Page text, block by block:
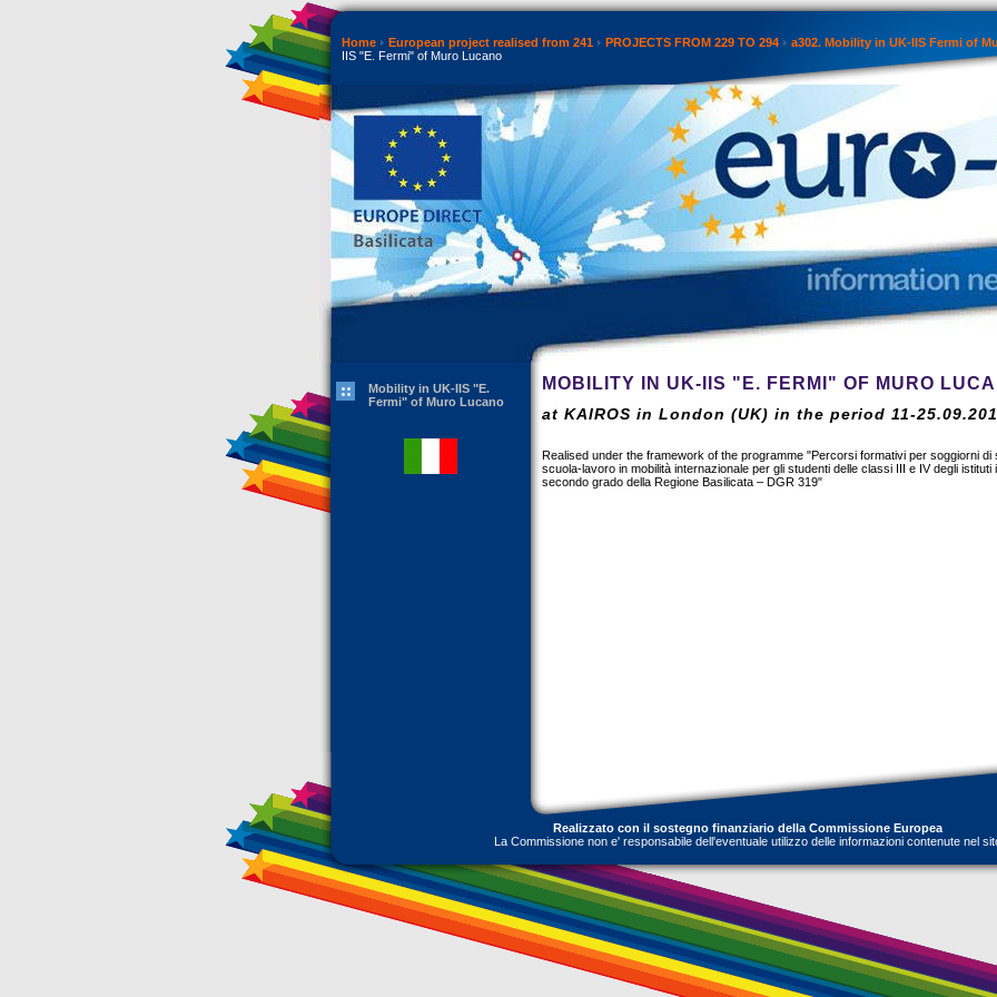
Home European project realised from 241 PROJECTS FROM 229 TO 294
a302. Mobility in UK-IIS Fermi of
IIS "E. Fermi" of Muro Lucano
Mobility in UK-IIS "E.
Fermi" of Muro Lucano
MOBILITY IN UK-IIS "E. FERMI" OF MURO
at KAIROS in London (UK) in the period 11-
Realised under the framework of the programme "Percorsi formativi per soggiorni di
scuola-lavoro in mobilità internazionale per gli studenti delle classi III e IV degli
secondo grado della Regione Basilicata – DGR 319"
Realizzato con il sostegno finanziario della Commissione Europea
La Commissione non e' responsabile dell'eventuale utilizzo delle informazioni contenute nel